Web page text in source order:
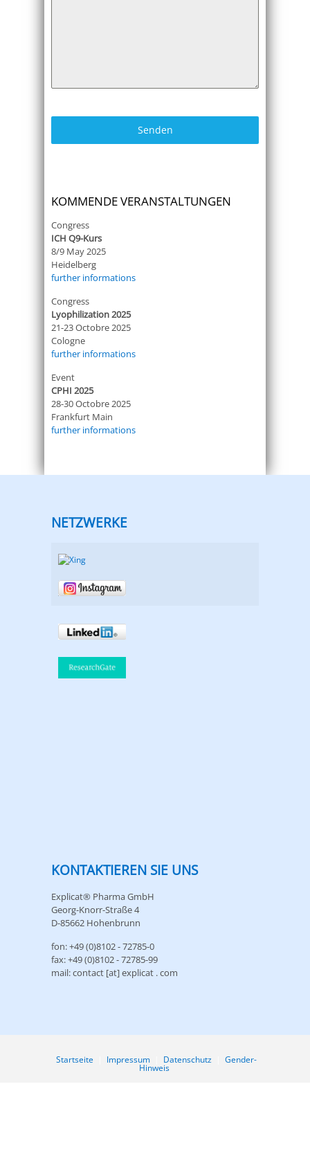
Senden
KOMMENDE VERANSTALTUNGEN
Congress
ICH Q9-Kurs
8/9 May 2025
Heidelberg
further informations
Congress
Lyophilization 2025
21-23 Octobre 2025
Cologne
further informations
Event
CPHI 2025
28-30 Octobre 2025
Frankfurt Main
further informations
NETZWERKE
KONTAKTIEREN SIE UNS
Explicat® Pharma GmbH
Georg-Knorr-Straße 4
D-85662 Hohenbrunn
fon: +49 (0)8102 - 72785-0
fax: +49 (0)8102 - 72785-99
mail: contact [at] explicat . com
Startseite Impressum Datenschutz Gender-
Hinweis